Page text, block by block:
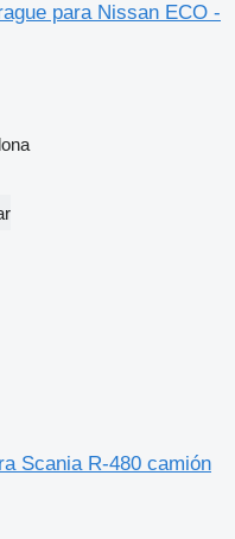
para Nissan ECO -
Scania R-480 camión